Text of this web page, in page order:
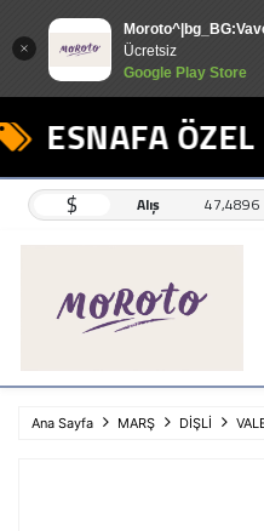
Ücretsiz
Google Play Store
ESNAFA ÖZEL
$ Alış 47,4896
Ana Sayfa MARŞ DİŞLİ